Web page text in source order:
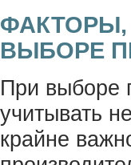
ФАКТОРЫ,
ВЫБОРЕ
При выборе
учитывать
крайне